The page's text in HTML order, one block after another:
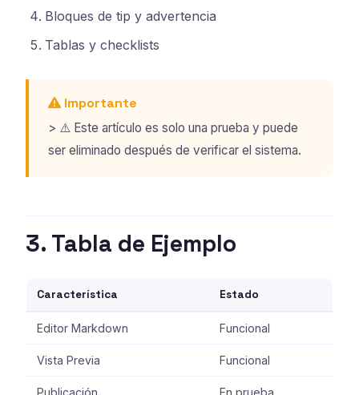
Bloques de tip y advertencia
Tablas y checklists
Importante
> ⚠️ Este artículo es solo una prueba y puede
ser eliminado después de verificar el sistema.
3. Tabla de Ejemplo
Característica Estado
Editor Markdown Funcional
Vista Previa Funcional
Publicación En prueba